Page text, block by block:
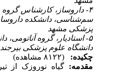
۴- داروساز، کارشناس گروه
سم‌شناسی، دانشکده
پزشکی مشهد
۵- استادیار، گروه آناتومی،
دانشگاه علوم پزشکی بیرجند
چکیده:
(۸۱۲۲ مشاهده)
مقدمه:گیاه نوروزک از تیره